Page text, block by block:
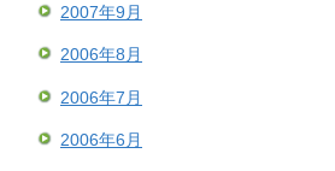
2007年9月
2006年8月
2006年7月
2006年6月